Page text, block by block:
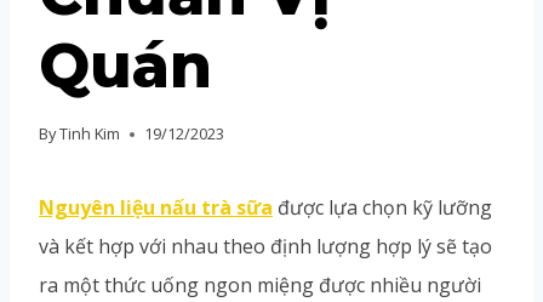
Quán
ByTinh Kim 19/12/2023
Nguyên liệu nấu trà sữa được lựa chọn kỹ lưỡng
và kết hợp với nhau theo định lượng hợp lý sẽ tạo
ra một thức uống ngon miệng được nhiều người